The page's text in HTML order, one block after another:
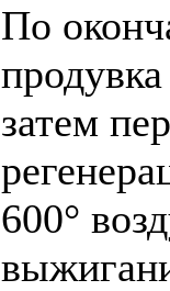
По
затем
600°